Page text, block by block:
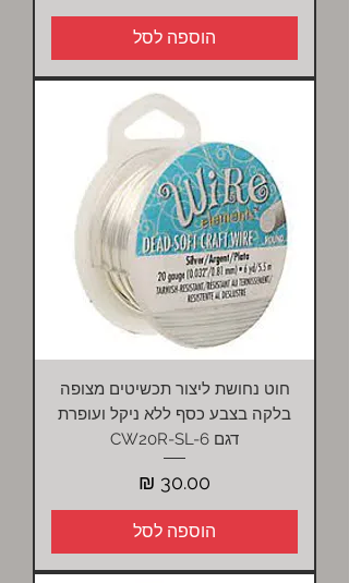
הוספה לסל
חוט נחושת ליצור תכשיטים מצופה
בלקה בצבע כסף ללא ניקל ועופרת
דגם CW20R-SL-6
מחיר
הוספה לסל